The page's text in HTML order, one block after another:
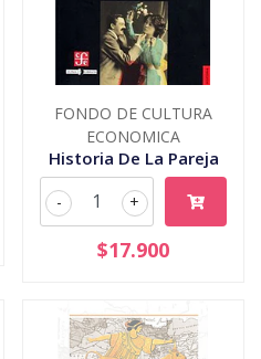
FONDO DE CULTURA
ECONOMICA
Historia De La Pareja
+
-
$17.900